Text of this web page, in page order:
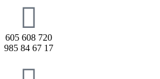
605 608 720
985 84 67 17